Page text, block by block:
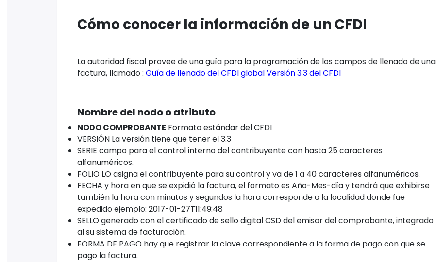
Cómo conocer la información de un CFDI
La autoridad fiscal provee de una guía para la programación de los campos de llenado de una
factura, llamado : Guía de llenado del CFDI global Versión 3.3 del CFDI
Nombre del nodo o atributo
NODO COMPROBANTE Formato estándar del CFDI
VERSIÓN La versión tiene que tener el 3.3
SERIE campo para el control interno del contribuyente con hasta 25 caracteres
alfanuméricos.
FOLIO LO asigna el contribuyente para su control y va de 1 a 40 caracteres alfanuméricos.
FECHA y hora en que se expidió la factura, el formato es Año-Mes-día y tendrá que exhibirse
también la hora con minutos y segundos la hora corresponde a la localidad donde fue
expedido ejemplo: 2017-01-27T11:49:48
SELLO generado con el certificado de sello digital CSD del emisor del comprobante, integrado
al su sistema de facturación.
FORMA DE PAGO hay que registrar la clave correspondiente a la forma de pago con que se
pago la factura.